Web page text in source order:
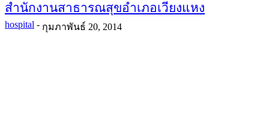
สำนักงานสาธารณสุขอำเภอเวียงแหง
hospital - กุมภาพันธ์ 20, 2014